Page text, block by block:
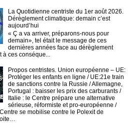
La Quotidienne centriste du 1er août 2026.
Dérèglement climatique: demain c’est
aujourd’hui
« Ç a va arriver, préparons-nous pour
demain», tel était le message de ces
dernières années face au dérèglement
à ces conséque...
Propos centristes. Union européenne – UE:
Protéger les enfants en ligne / UE:21e train
de sanctions contre la Russie / Allemagne,
Portugal : baisser les prix des carburants /
Italie : le Centre prépare une alternative
sérieuse, réformiste et pro-européenne /
se mobilise contre le Polexit de